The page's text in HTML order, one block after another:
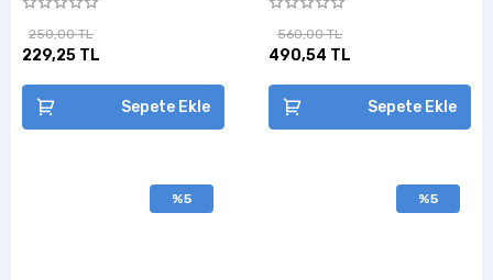
250,00 TL
229,25 TL
Sepete Ekle
560,00 TL
490,54 TL
Sepete Ekle
%5 %5